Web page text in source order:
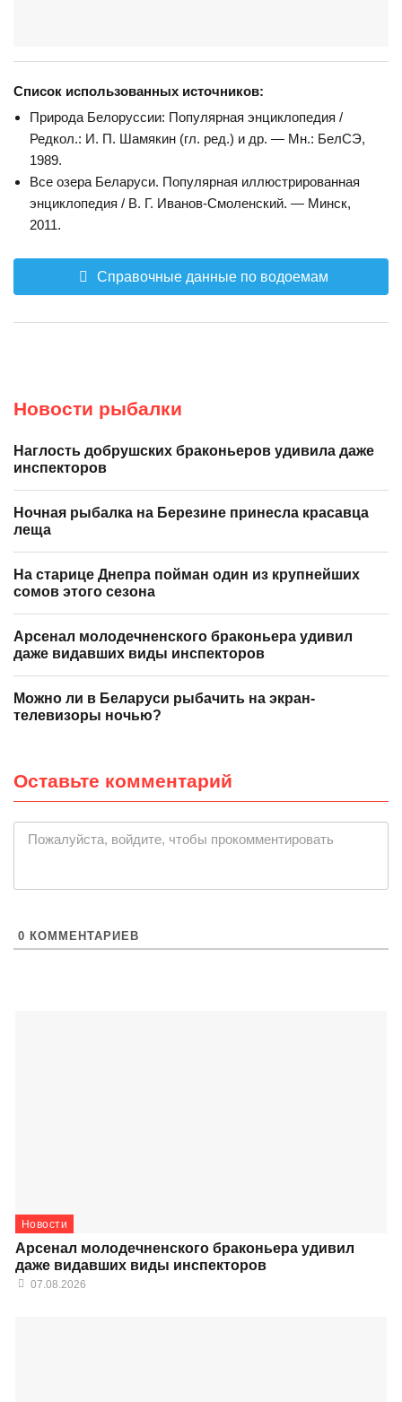
Список использованных источников:
Природа Белоруссии: Популярная энциклопедия /
Редкол.: И. П. Шамякин (гл. ред.) и др. — Мн.: БелСЭ,
1989.
Все озера Беларуси. Популярная иллюстрированная
энциклопедия / В. Г. Иванов-Смоленский. — Минск,
2011.
Справочные данные по водоемам
Новости рыбалки
Наглость добрушских браконьеров удивила даже
инспекторов
Ночная рыбалка на Березине принесла красавца
леща
На старице Днепра пойман один из крупнейших
сомов этого сезона
Арсенал молодечненского браконьера удивил
даже видавших виды инспекторов
Можно ли в Беларуси рыбачить на экран-
телевизоры ночью?
Оставьте комментарий
Пожалуйста, войдите, чтобы прокомментировать
0 КОММЕНТАРИЕВ
Новости
Арсенал молодечненского браконьера удивил
даже видавших виды инспекторов
07.08.2026